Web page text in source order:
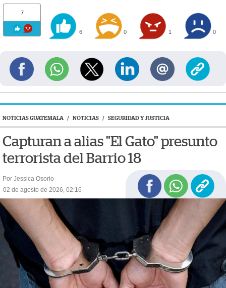
7
6 0 1 0
NOTICIAS GUATEMALA / NOTICIAS / SEGURIDAD Y JUSTICIA
Capturan a alias "El Gato" presunto
terrorista del Barrio 18
Por Jessica Osorio
02 de agosto de 2026, 02:16